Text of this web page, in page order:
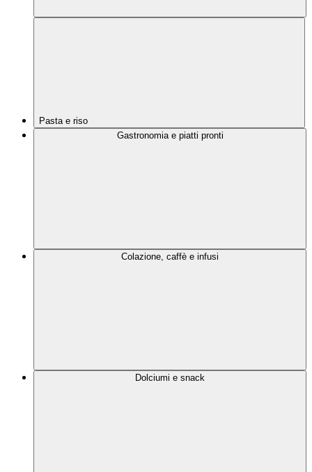
Pasta e riso
Gastronomia e piatti pronti
Colazione, caffè e infusi
Dolciumi e snack